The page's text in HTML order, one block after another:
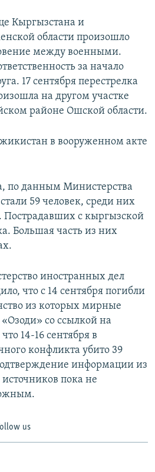
Кыргызстана и
области произошло
между военными.
за начало
17 сентября перестрелка
на другом участке
районе Ошской области.
в вооруженном акте
по данным Министерства
59 человек, среди них
с кыргызской
Большая часть из них
иностранных дел
что с 14 сентября погибли
из которых мирные
со ссылкой на
14-16 сентября в
конфликта убито 39
информации из
пока не
us